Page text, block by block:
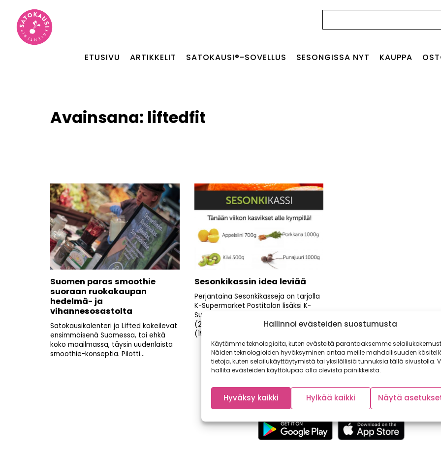
Hallinnoi evästeiden suostumusta
Käytämme teknologioita, kuten evästeitä parantaaksemme
Näiden teknologioiden hyväksyminen antaa meille mahdollisuuden
tietoja, kuten selailukäyttäytymistä tai yksilöllisiä tunnuksia tällä sivustolla.
hallita evästeiden käyttölupaa alla olevista painikkeista.
Hyväksy kaikki Hylkää kaikki Näytä
ETUSIVU ARTIKKELIT SATOKAUSI®-SOVELLUS SESONGISSA NYT KAUPPA
Avainsana: liftedfit
Suomen paras smoothie
suoraan ruokakaupan
hedelmä- ja
vihannesosastolta
Satokausikalenteri ja Lifted kokeilevat
ensimmäisenä Suomessa, tai ehkä
koko maailmassa, täysin uudenlaista
smoothie-konseptia. Pilotti...
Sesonkikassin idea leviää
Perjantaina Sesonkikasseja on tarjolla
K-Supermarket Postitalon lisäksi K-
Supermarket Torpparinmäessä
(20.3.2015) sekä K-Market Masalassa
(19.-21.3.2015)....